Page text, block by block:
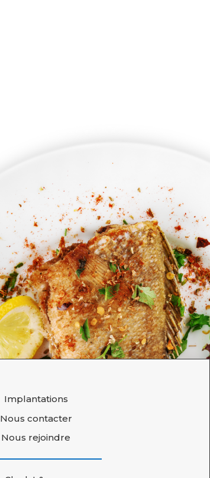
Implantations
Nous contacter
Nous rejoindre